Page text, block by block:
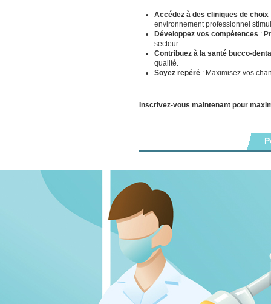
Accédez à des cliniques de choix
environnement professionnel
Développez vos compétences :
secteur.
Contribuez à la santé bucco-
qualité.
Soyez repéré : Maximisez vos
Inscrivez-vous maintenant pour